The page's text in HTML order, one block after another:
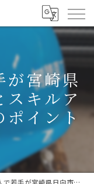
が宮崎県
キルア
ポイント